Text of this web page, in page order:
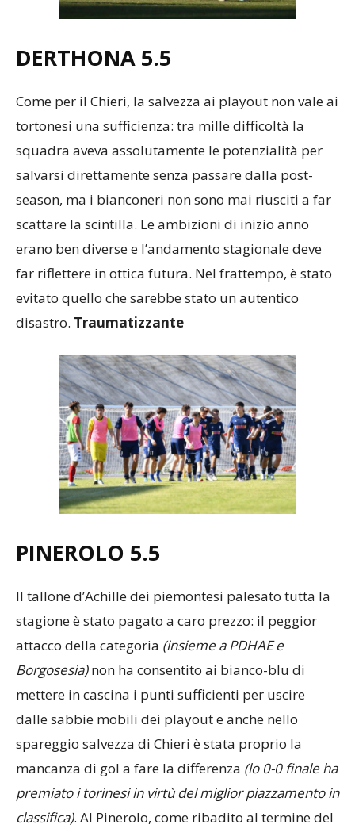
DERTHONA 5.5
Come per il Chieri, la salvezza ai playout non vale ai
tortonesi una sufficienza: tra mille difficoltà la
squadra aveva assolutamente le potenzialità per
salvarsi direttamente senza passare dalla post-
season, ma i bianconeri non sono mai riusciti a far
scattare la scintilla. Le ambizioni di inizio anno
erano ben diverse e l’andamento stagionale deve
far riflettere in ottica futura. Nel frattempo, è stato
evitato quello che sarebbe stato un autentico
disastro. Traumatizzante
PINEROLO 5.5
Il tallone d’Achille dei piemontesi palesato tutta la
stagione è stato pagato a caro prezzo: il peggior
attacco della categoria (insieme a PDHAE e
Borgosesia)non ha consentito ai bianco-blu di
mettere in cascina i punti sufficienti per uscire
dalle sabbie mobili dei playout e anche nello
spareggio salvezza di Chieri è stata proprio la
mancanza di gol a fare la differenza (lo 0-0 finale ha
premiato i torinesi in virtù del miglior piazzamento in
classifica). Al Pinerolo, come ribadito al termine del